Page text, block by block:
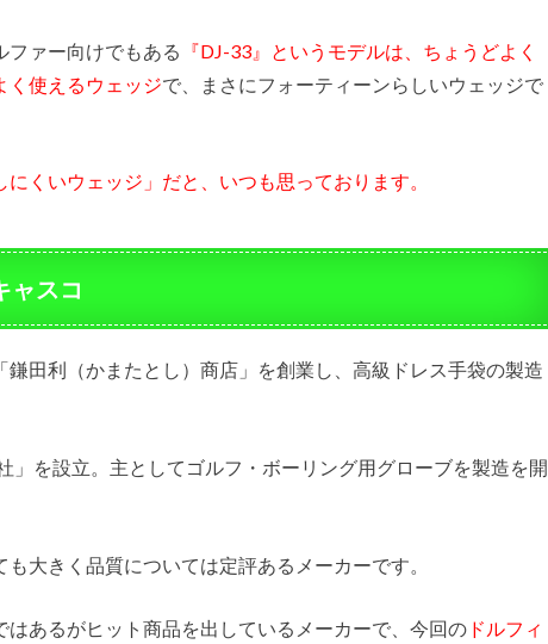
ファー向けでもある 『DJ-33』というモデルは、ちょうどよく
く使えるウェッジで、まさにフォーティーンらしいウェッジで
くいウェッジ」だと、いつも思っております。
スコ
田利（かまたとし）商店」を創業し、高級ドレス手袋の製造
」を設立。主としてゴルフ・ボーリング用グローブを製造を開
大きく品質については定評あるメーカーです。
あるがヒット商品を出しているメーカーで、今回の ドルフィ